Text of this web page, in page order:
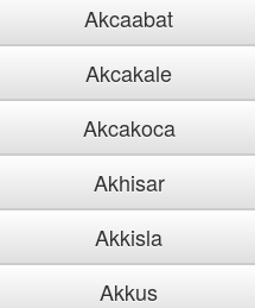
Akcaabat
Akcakale
Akcakoca
Akhisar
Akkisla
Akkus